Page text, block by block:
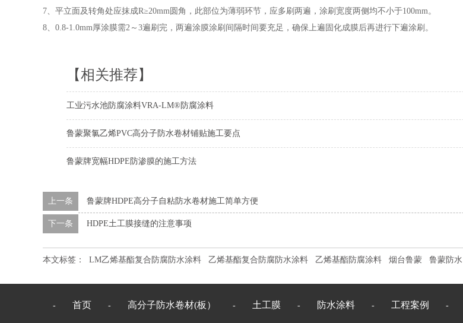
7、平立面及转角处应抹成R≥20mm圆角，此部位为薄弱环节，应多刷两遍，涂刷宽度两侧均不小于100mm。
8、0.8-1.0mm厚涂膜需2～3遍刷完，两遍涂膜涂刷间隔时间要充足，确保上遍固化成膜后再进行下遍涂刷。
【相关推荐】
工业污水池防腐涂料VRA-LM®防腐涂料
鲁蒙聚氯乙烯PVC高分子防水卷材铺贴施工要点
鲁蒙牌宽幅HDPE防渗膜的施工方法
上一条 鲁蒙牌HDPE高分子自粘防水卷材施工简单方便
下一条 HDPE土工膜接缝的注意事项
本文标签： LM乙烯基酯复合防腐防水涂料 乙烯基酯复合防腐防水涂料 乙烯基酯防腐涂料 烟台鲁蒙 鲁蒙防水
- 首页 - 高分子防水卷材(板） - 土工膜 - 防水涂料 - 工程案例 -